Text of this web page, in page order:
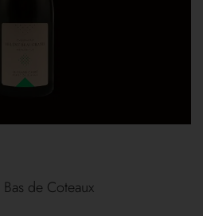
Bas de Coteaux